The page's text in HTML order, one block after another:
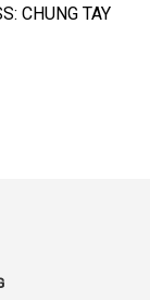
CHUNG TAY